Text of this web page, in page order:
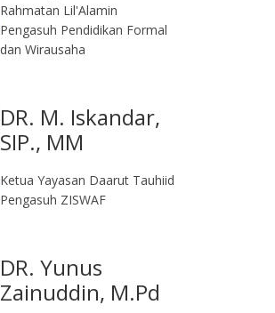
Rahmatan Lil'Alamin
Pengasuh Pendidikan Formal
dan Wirausaha
DR. M. Iskandar,
SIP., MM
Ketua Yayasan Daarut Tauhiid
Pengasuh ZISWAF
DR. Yunus
Zainuddin, M.Pd